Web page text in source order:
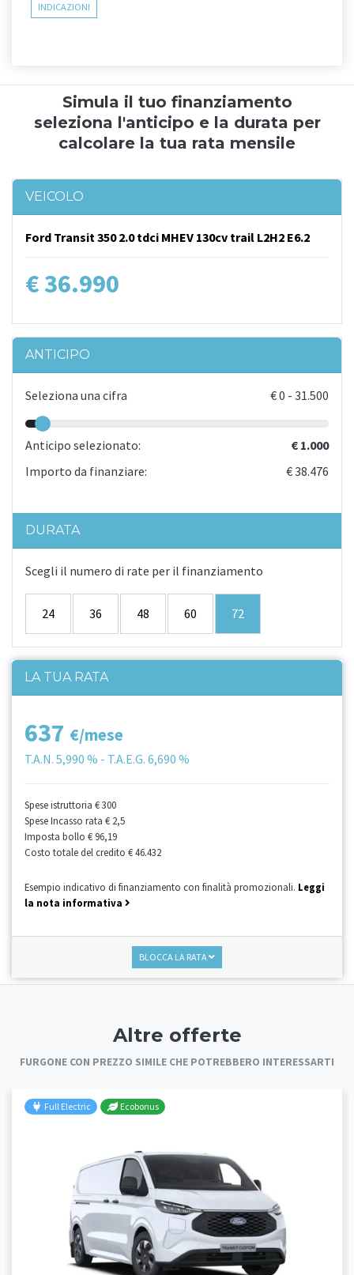
INDICAZIONI
Simula il tuo finanziamento
seleziona l'anticipo e la durata per
calcolare la tua rata mensile
VEICOLO
Ford Transit 350 2.0 tdci MHEV 130cv trail L2H2 E6.2
€ 36.990
ANTICIPO
Seleziona una cifra €0 - 31.500
Anticipo selezionato:
€ 1.000
Importo da finanziare:
€ 38.476
DURATA
Scegli il numero di rate per il finanziamento
24 36 48 60 72
LA TUA RATA
637 €/mese
T.A.N. 5,990 % - T.A.E.G. 6,690 %
Spese istruttoria € 300
Spese Incasso rata € 2,5
Imposta bollo € 96,19
Costo totale del credito € 46.432
Esempio indicativo di finanziamento con finalità promozionali. Leggi
la nota informativa
BLOCCA LA RATA
Altre offerte
FURGONE CON PREZZO SIMILE CHE POTREBBERO INTERESSARTI
Full Electric Ecobonus